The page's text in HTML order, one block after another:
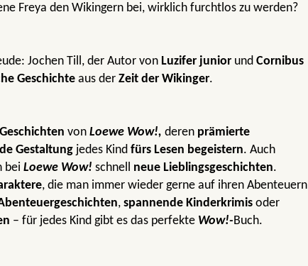
Freya den Wikingern bei, wirklich furchtlos zu werden?
Jochen Till, der Autor von Luzifer junior und Cornibus
Geschichte aus der Zeit der Wikinger.
von Loewe Wow!, deren prämierte
Gestaltung jedes Kind fürs Lesen begeistern. Auch
bei Loewe Wow! schnell neue Lieblingsgeschichten.
, die man immer wieder gerne auf ihren Abenteuern
, spannende Kinderkrimis oder
– für jedes Kind gibt es das perfekte Wow!-Buch.